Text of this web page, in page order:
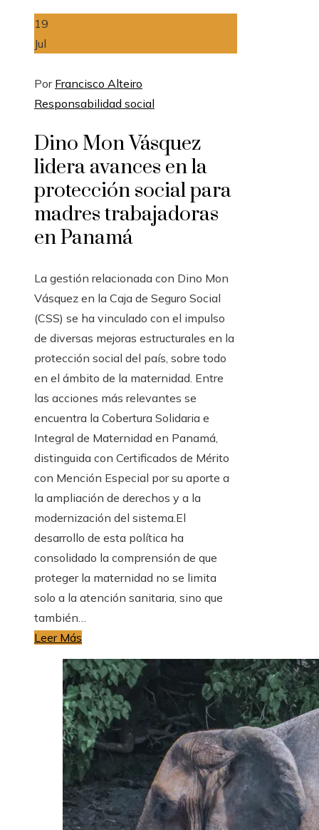
19
Jul
Por Francisco Alteiro
Responsabilidad social
Dino Mon Vásquez
lidera avances en la
protección social para
madres trabajadoras
en Panamá
La gestión relacionada con Dino Mon
Vásquez en la Caja de Seguro Social
(CSS) se ha vinculado con el impulso
de diversas mejoras estructurales en la
protección social del país, sobre todo
en el ámbito de la maternidad. Entre
las acciones más relevantes se
encuentra la Cobertura Solidaria e
Integral de Maternidad en Panamá,
distinguida con Certificados de Mérito
con Mención Especial por su aporte a
la ampliación de derechos y a la
modernización del sistema.El
desarrollo de esta política ha
consolidado la comprensión de que
proteger la maternidad no se limita
solo a la atención sanitaria, sino que
también…
Leer Más